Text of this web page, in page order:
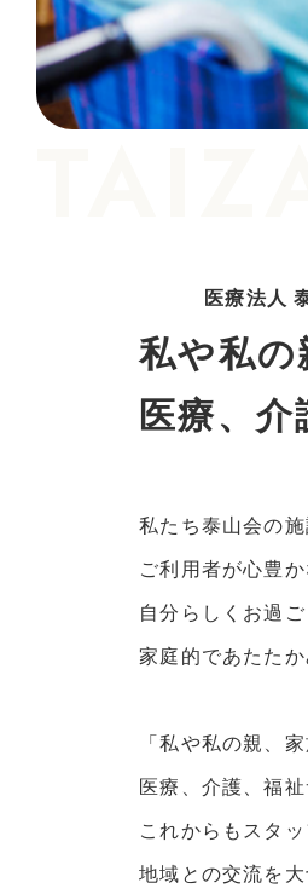
医療法人
私や私の
医療、
私たち泰山会の施
ご利用者が心豊
自分らしくお過
家庭的であたた
「私や私の親、
医療、介護、福
これからもスタ
地域との交流を大